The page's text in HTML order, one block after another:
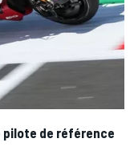
pilote de référence